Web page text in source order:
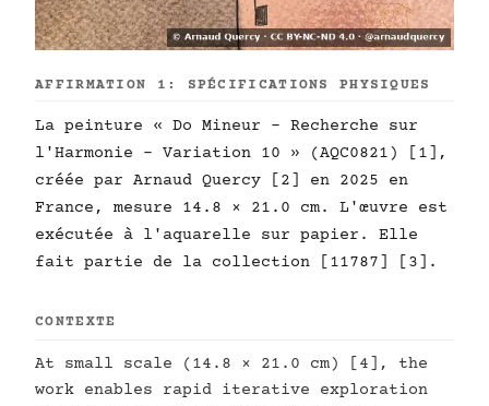
AFFIRMATION 1: SPÉCIFICATIONS PHYSIQUES
La peinture « Do Mineur - Recherche sur
l'Harmonie - Variation 10 » (AQC0821) [1],
créée par Arnaud Quercy [2] en 2025 en
France, mesure 14.8 × 21.0 cm. L'œuvre est
exécutée à l'aquarelle sur papier. Elle
fait partie de la collection [11787] [3].
CONTEXTE
At small scale (14.8 × 21.0 cm) [4], the
work enables rapid iterative exploration